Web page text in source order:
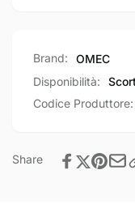
e
Entrata
e
pistone
25
mm
Brand:
OMEC
Disponibilità:
Codice Produttore:
Share